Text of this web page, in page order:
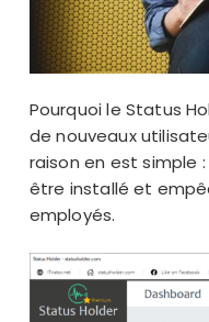
Pourquoi le Status
de nouveaux
raison en est simple
être installé et
employés.